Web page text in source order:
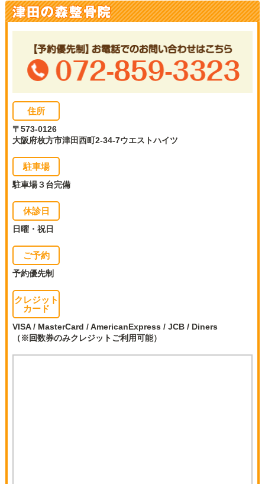
住所
〒573-0126
大阪府枚方市津田西町2-34-7ウエストハイツ
駐車場
駐車場３台完備
休診日
日曜・祝日
ご予約
予約優先制
クレジット
カード
VISA / MasterCard / AmericanExpress / JCB / Diners
（※回数券のみクレジットご利用可能）